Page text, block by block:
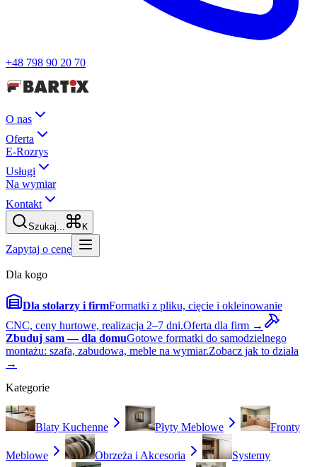
+48 798 90 20 70
O nas
Oferta
E-Rozrys
Usługi
Na wymiar
Kontakt
Szukaj... K
Zapytaj o cenę
Dla kogo
Dla stolarzy i firmFormatki z pliku, cięcie i okleinowanie
CNC, ceny hurtowe, realizacja 2–7 dni.Oferta dla firm →
Zbuduj sam — dla domuGotowe formatki do samodzielnego
montażu: szafa, zabudowa, meble na wymiar.Zobacz jak to działa
→
Kategorie
Blaty Kuchenne Płyty Meblowe Fronty
Meblowe Obrzeża i Akcesoria Systemy